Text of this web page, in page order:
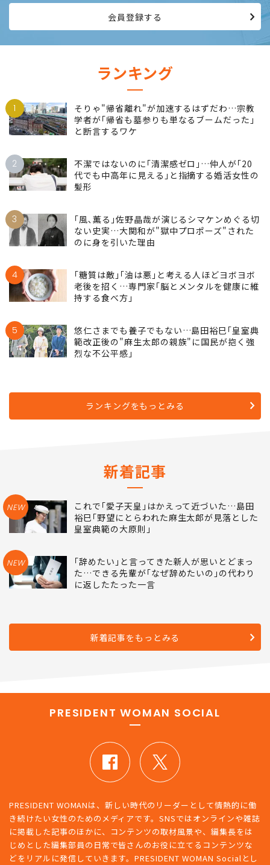
会員登録する
ランキング
1
そりゃ"帰省離れ"が加速するはずだわ…宗教
学者が｢帰省も墓参りも単なるブームだった｣
と断言するワケ
2
不潔ではないのに｢清潔感ゼロ｣…仲人が｢20
代でも中高年に見える｣と指摘する婚活女性の
髪形
3
｢風､薫る｣佐野晶哉が演じるシマケンめぐる切
ない史実…大関和が"獄中プロポーズ"された
のに身を引いた理由
4
｢糖質は敵｣｢油は悪｣と考える人ほどヨボヨボ
老後を招く…専門家｢脳とメンタルを健康に維
持する食べ方｣
5
悠仁さまでも養子でもない…島田裕巳｢皇室典
範改正後の"麻生太郎の親族"に国民が抱く強
烈な不公平感｣
ランキングをもっとみる
新着記事
NEW
これで｢愛子天皇｣はかえって近づいた…島田
裕巳｢野望にとらわれた麻生太郎が見落とした
皇室典範の大原則｣
NEW
｢辞めたい｣と言ってきた新人が思いとどまっ
た…できる先輩が｢なぜ辞めたいの｣の代わり
に返したたった一言
新着記事をもっとみる
PRESIDENT WOMAN SOCIAL
PRESIDENT WOMANは、新しい時代のリーダーとして情熱的に働
き続けたい女性のためのメディアです。SNSではオンラインや雑誌
に掲載した記事のほかに、コンテンツの取材風景や、編集長をは
じめとした編集部員の日常で皆さんのお役に立てるコンテンツな
どをリアルに発信していきます。PRESIDENT WOMAN Socialとし